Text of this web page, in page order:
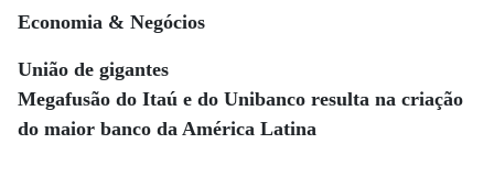
Economia & Negócios
União de gigantes
Megafusão do Itaú e do Unibanco resulta na criação
do maior banco da América Latina